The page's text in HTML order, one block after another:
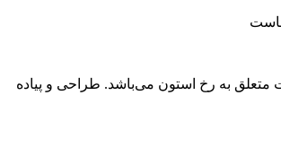
ماست
متعلق به رخ استون می‌باشد. طراحی و پیاده